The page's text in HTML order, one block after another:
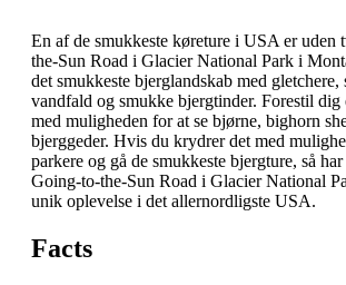
En af de smukkeste køreture i USA er
the-Sun Road i Glacier National Park i
det smukkeste bjerglandskab med gletchere,
vandfald og smukke bjergtinder. Forestil
med muligheden for at se bjørne, bighorn
bjerggeder. Hvis du krydrer det med
parkere og gå de smukkeste bjergture, så
Going-to-the-Sun Road i Glacier National
unik oplevelse i det allernordligste USA.
Facts